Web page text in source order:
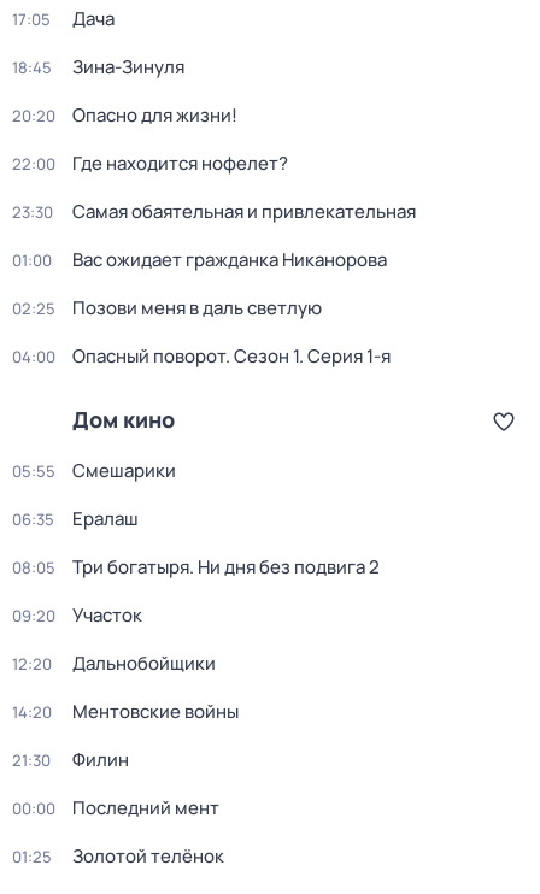
17:05 Дача
18:45 Зина-Зинуля
20:20 Опасно для жизни!
22:00 Где находится нофелет?
23:30 Самая обаятельная и привлекательная
01:00 Вас ожидает гражданка Никанорова
02:25 Позови меня в даль светлую
04:00 Опасный поворот. Сезон 1. Серия 1-я
Дом кино
05:55 Смешарики
06:35 Ералаш
08:05 Три богатыря. Ни дня без подвига 2
09:20 Участок
12:20 Дальнобойщики
14:20 Ментовские войны
21:30 Филин
00:00 Последний мент
01:25
Золотой телёнок